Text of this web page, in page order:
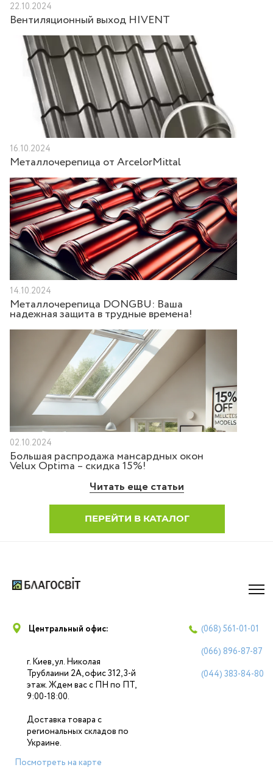
22.10.2024
Вентиляционный выход HIVENT
16.10.2024
Металлочерепица от ArcelorMittal
14.10.2024
Металлочерепица DONGBU: Ваша
надежная защита в трудные времена!
02.10.2024
Большая распродажа мансардных окон
Velux Optima – скидка 15%!
Читать еще статьи
ПЕРЕЙТИ В КАТАЛОГ
Центральный офис:
г. Киев, ул. Николая
Трублаини 2А, офис 312, 3-й
этаж. Ждем вас с ПН по ПТ,
9:00-18:00.
Доставка товара с
региональных складов по
Украине.
Посмотреть на карте
(068) 561-01-01
(066) 896-87-87
(044) 383-84-80